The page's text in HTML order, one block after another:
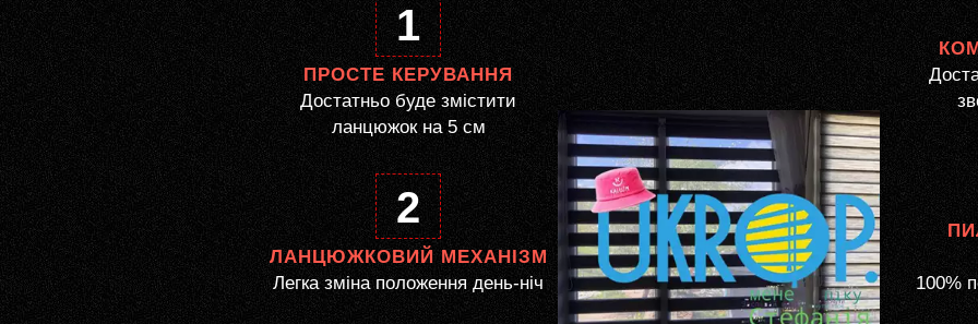
1
ПРОСТЕ КЕРУВАННЯ
Достатньо буде змістити
ланцюжок на 5 см
2
ЛАНЦЮЖКОВИЙ МЕХАНІЗМ
Легка зміна положення день-ніч
100%